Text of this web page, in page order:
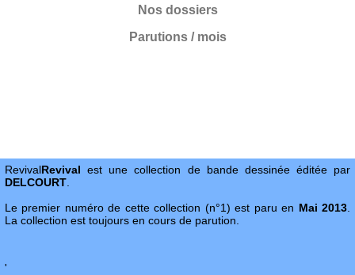
Nos dossiers
Parutions / mois
RevivalRevival est une collection de bande dessinée éditée par
DELCOURT
Le premier numéro de cette collection (n°1) est paru en Mai 2013
La collection est toujours en cours de parution.
'